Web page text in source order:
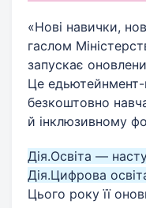
«Нові навички,
гаслом
запускає
Це
безкоштовно
й інклюзивному
Дія.Освіта —
Дія.Цифрова
Цього року її